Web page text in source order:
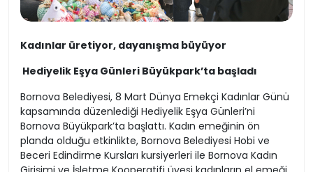
Kadınlar üretiyor, dayanışma büyüyor
Hediyelik Eşya Günleri Büyükpark’ta başladı
Bornova Belediyesi, 8 Mart Dünya Emekçi Kadınlar Günü
kapsamında düzenlediği Hediyelik Eşya Günleri’ni
Bornova Büyükpark’ta başlattı. Kadın emeğinin ön
planda olduğu etkinlikte, Bornova Belediyesi Hobi ve
Beceri Edindirme Kursları kursiyerleri ile Bornova Kadın